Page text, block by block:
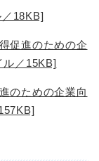
18KB]
促進のための企
／15KB]
のための企業向